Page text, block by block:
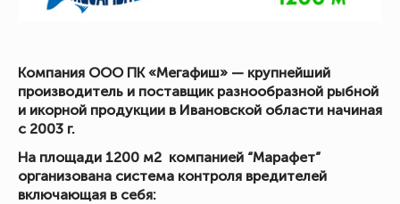
Компания ООО ПК «Мегафиш» — крупнейший
производитель и поставщик разнообразной рыбной
и икорной продукции в Ивановской области начиная
с 2003 г.
На площади 1200 м2 компанией “Марафет”
организована система контроля вредителей
включающая в себя: